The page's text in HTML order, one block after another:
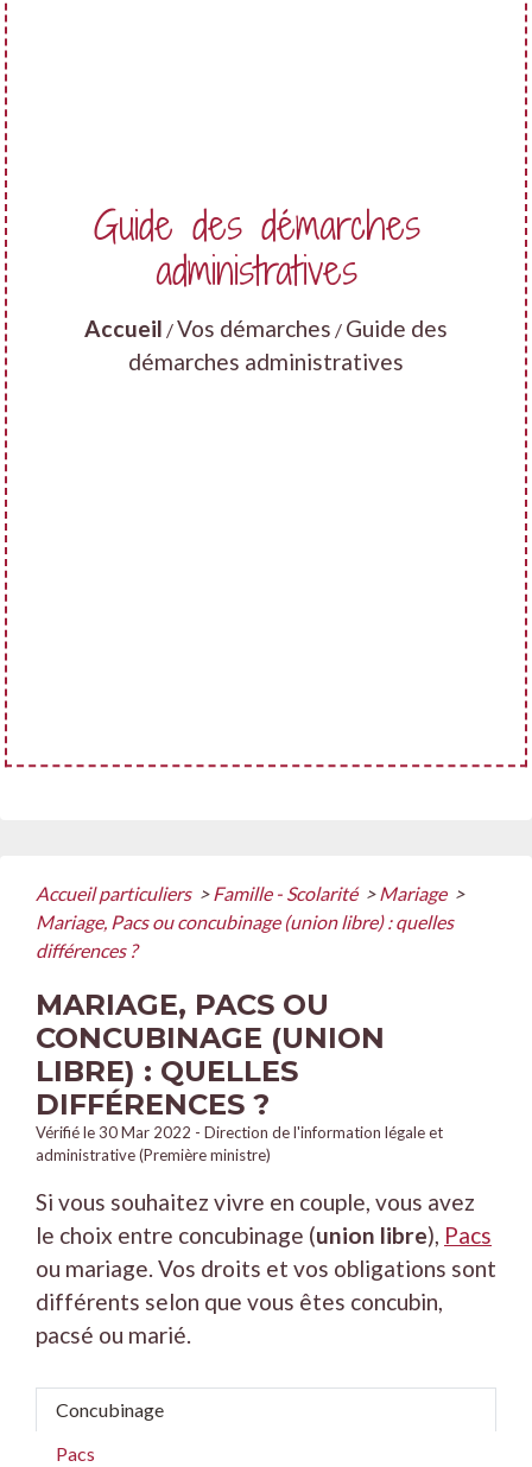
Guide des démarches
administratives
Accueil /Vos démarches / Guide des
démarches administratives
Accueil particuliers > Famille - Scolarité > Mariage >
Mariage, Pacs ou concubinage (union libre) : quelles
différences ?
MARIAGE, PACS OU
CONCUBINAGE (UNION
LIBRE) : QUELLES
DIFFÉRENCES ?
Vérifié le 30 Mar 2022 - Direction de l'information légale et
administrative (Première ministre)
Si vous souhaitez vivre en couple, vous avez
le choix entre concubinage (union libre), Pacs
ou mariage. Vos droits et vos obligations sont
différents selon que vous êtes concubin,
pacsé ou marié.
Concubinage
Pacs